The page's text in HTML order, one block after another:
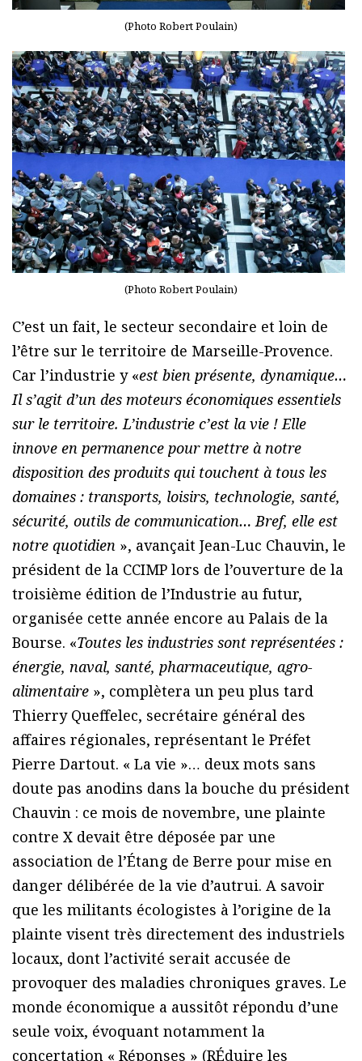
(Photo Robert Poulain)
(Photo Robert Poulain)
C’est un fait, le secteur secondaire et loin de
l’être sur le territoire de Marseille-Provence.
Car l’industrie y «est bien présente, dynamique…
Il s’agit d’un des moteurs économiques essentiels
sur le territoire. L’industrie c’est la vie ! Elle
innove en permanence pour mettre à notre
disposition des produits qui touchent à tous les
domaines : transports, loisirs, technologie, santé,
sécurité, outils de communication… Bref, elle est
notre quotidien », avançait Jean-Luc Chauvin, le
président de la CCIMP lors de l’ouverture de la
troisième édition de l’Industrie au futur,
organisée cette année encore au Palais de la
Bourse. «Toutes les industries sont représentées :
énergie, naval, santé, pharmaceutique, agro-
alimentaire », complètera un peu plus tard
Thierry Queffelec, secrétaire général des
affaires régionales, représentant le Préfet
Pierre Dartout. « La vie »… deux mots sans
doute pas anodins dans la bouche du président
Chauvin : ce mois de novembre, une plainte
contre X devait être déposée par une
association de l’Étang de Berre pour mise en
danger délibérée de la vie d’autrui. A savoir
que les militants écologistes à l’origine de la
plainte visent très directement des industriels
locaux, dont l’activité serait accusée de
provoquer des maladies chroniques graves. Le
monde économique a aussitôt répondu d’une
seule voix, évoquant notamment la
concertation « Réponses » (RÉduire les